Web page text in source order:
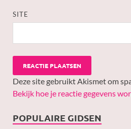
SITE
Deze site gebruikt Akismet om
Bekijk hoe je reactie gegevens
POPULAIRE GIDSEN